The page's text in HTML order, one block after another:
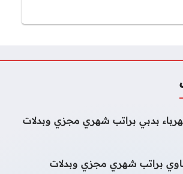
بدبي براتب شهري مجزي وبدلات
براتب شهري مجزي وبدلات